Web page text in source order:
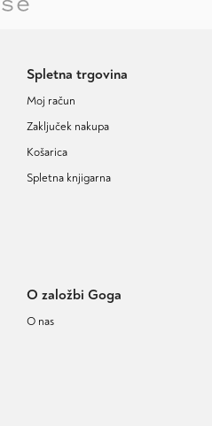
Spletna trgovina
Moj račun
Zaključek nakupa
Košarica
Spletna knjigarna
O založbi Goga
O nas